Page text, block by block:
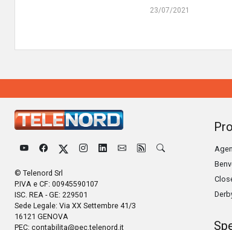
23/07/2021
© Telenord Srl
P.IVA e CF: 00945590107
ISC. REA - GE: 229501
Sede Legale: Via XX Settembre 41/3
16121 GENOVA
PEC: contabilita@pec.telenord.it